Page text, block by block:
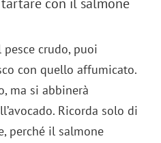
con il salmone
crudo, puoi
con quello affumicato.
ma si abbinerà
Ricorda solo di
perché il salmone